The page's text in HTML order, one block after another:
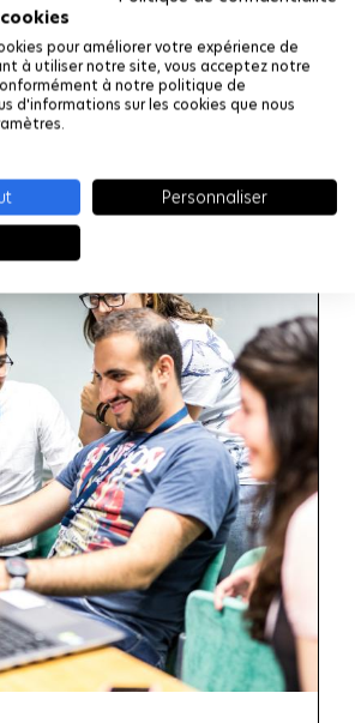
pour améliorer votre expérience de
à utiliser notre site, vous acceptez notre
à notre politique de
d'informations sur les cookies que nous
Personnaliser
Erasmus+